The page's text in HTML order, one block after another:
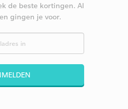
de beste kortingen. Al
gingen je voor.